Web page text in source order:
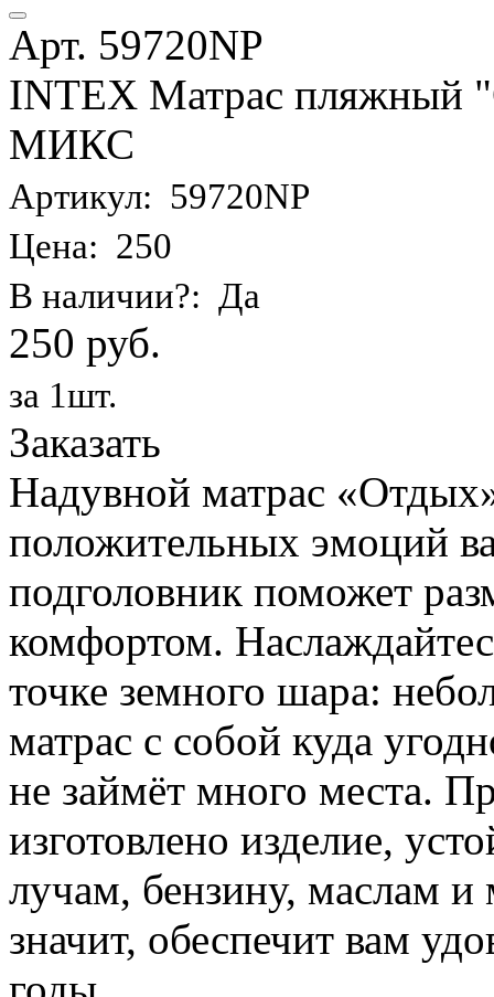
Арт. 59720NP
INTEX Матрас пляжный
МИКС
Артикул: 59720NP
Цена: 250
В наличии?: Да
250 руб.
за 1шт.
Заказать
Надувной матрас
положительных эмоций
подголовник поможет
комфортом.
точке земного шара:
матрас с собой куда
не займёт много места.
изготовлено изделие,
лучам, бензину, маслам
значит, обеспечит вам